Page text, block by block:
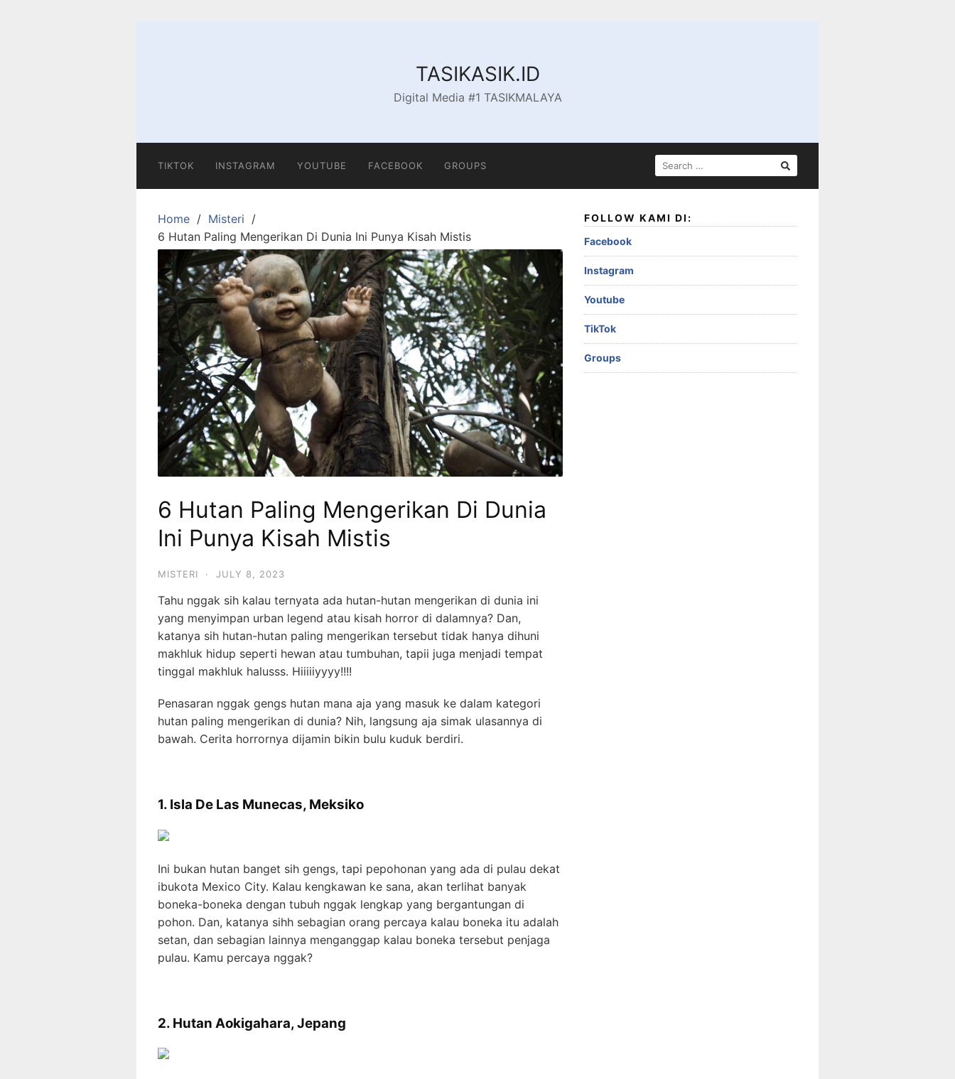
TASIKASIK.ID
Digital Media #1 TASIKMALAYA
TIKTOK INSTAGRAM YOUTUBE FACEBOOK GROUPS
SEARCH
FOR:
Home
Misteri
6 Hutan Paling Mengerikan Di Dunia Ini Punya Kisah Mistis
6 Hutan Paling Mengerikan Di Dunia
Ini Punya Kisah Mistis
MISTERI · JULY 8, 2023
Tahu nggak sih kalau ternyata ada hutan-hutan mengerikan di dunia ini
yang menyimpan urban legend atau kisah horror di dalamnya? Dan,
katanya sih hutan-hutan paling mengerikan tersebut tidak hanya dihuni
makhluk hidup seperti hewan atau tumbuhan, tapii juga menjadi tempat
tinggal makhluk halusss. Hiiiiiyyyy!!!!
Penasaran nggak gengs hutan mana aja yang masuk ke dalam kategori
hutan paling mengerikan di dunia? Nih, langsung aja simak ulasannya di
bawah. Cerita horrornya dijamin bikin bulu kuduk berdiri.
1. Isla De Las Munecas, Meksiko
Ini bukan hutan banget sih gengs, tapi pepohonan yang ada di pulau dekat
ibukota Mexico City. Kalau kengkawan ke sana, akan terlihat banyak
boneka-boneka dengan tubuh nggak lengkap yang bergantungan di
pohon. Dan, katanya sihh sebagian orang percaya kalau boneka itu adalah
setan, dan sebagian lainnya menganggap kalau boneka tersebut penjaga
pulau. Kamu percaya nggak?
2. Hutan Aokigahara, Jepang
FOLLOW KAMI DI:
Facebook
Instagram
Youtube
TikTok
Groups